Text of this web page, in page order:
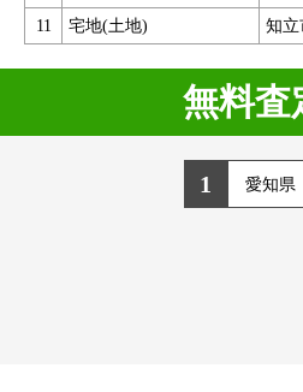
11
宅地(土地) 知立
無料査
1